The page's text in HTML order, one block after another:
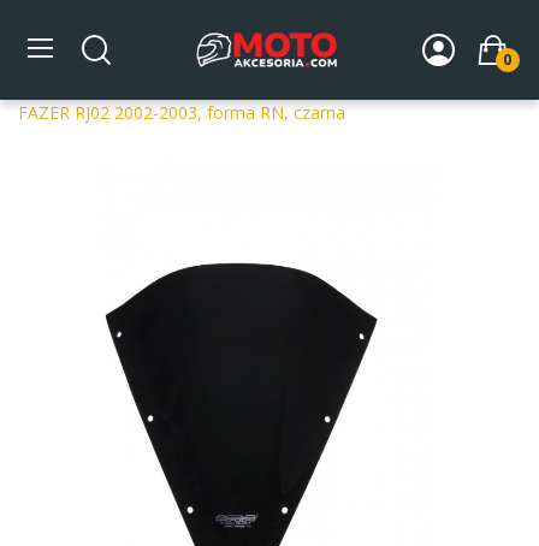
0
Strona główna DLA MOTOCYKLA Szyby
Szyby
FAZER RJ02 2002-2003, forma RN, czarna